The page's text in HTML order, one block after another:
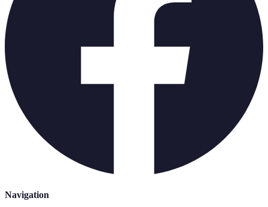
Navigation